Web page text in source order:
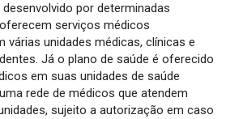
por determinadas
serviços médicos
várias unidades médicas, clínicas e
Já o plano de saúde é oferecido
em suas unidades de saúde
rede de médicos que atendem
sujeito a autorização em caso